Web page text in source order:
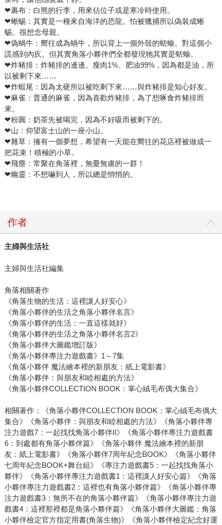
❤裹布：白熊的行李，用來佔位子或是寒冷時使用。
❤蜥蜴：其實是一種來自海洋的恐龍。怕被獵捕所以偽裝成蜥
蜴。很想念母親。
❤偽蝸牛：嚮往成為蝸牛，所以背上一個外殼的蛞蝓。對這個小
謊感到內疚。但其實角落小夥伴們全都發現牠其實是蛞蝓。
❤炸豬排：炸豬排的邊邊。瘦肉1%、肥油99%，因為都是油，所
以被剩下來……
❤炸蝦尾：因為太硬所以被吃剩下來……與炸豬排是知心好友。
❤麻雀：普通的麻雀，因為喜歡炸豬排，為了想啄食炸豬排而
來。
❤粉圓：奶茶先被喝完，因為不好吸而被剩下的。
❤山：仰望富士山的一座小山。
❤雜草：擁有一個夢想，希望有一天能在嚮往的花店裡被做成一
把花束！積極的小草。
❤飛塵：常聚在角落裡，無憂無慮的一群！
❤幽靈：不想嚇到人，所以總是悄悄的。
作者
主婦與生活社
主婦與生活社編集
角落相關著作
《角落生物的生活：這裡讓人好安心》
《角落小夥伴的生活之角落小夥伴名言》
《角落小夥伴的生活：一直這樣就好》
《角落小夥伴的生活之角落小夥伴名言2》
《角落小夥伴大圖鑑增訂版》
《角落小夥伴專注力遊戲書》1～7集
《角落小夥伴 魔法繪本裡的新朋友：紙上電影書》
《角落小夥伴：與朋友和睦相處的方法》
《角落小夥伴COLLECTION BOOK：掌心絨毛布偶大集合》
相關著作：《角落小夥伴COLLECTION BOOK：掌心絨毛布偶大
集合》《角落小夥伴：與朋友和睦相處的方法》《角落小夥伴專
注力遊戲7：一起找找角落小夥伴II》《角落小夥伴專注力遊戲書
6：到處都有角落小夥伴篇》《角落小夥伴 魔法繪本裡的新朋
友：紙上電影書》《角落小夥伴7周年紀念BOOK》《角落小夥伴
七周年紀念BOOK+舞台組》《專注力遊戲書5：一起找找角落小
夥伴》《角落小夥伴專注力遊戲書1：這裡讓人好安心篇》《角落
小夥伴專注力遊戲書2：這裡也有角落小夥伴篇》《角落小夥伴專
注力遊戲書3：無所不在的角落小夥伴篇》《角落小夥伴專注力遊
戲書4：這裡那裡都是角落小夥伴篇》《角落小夥伴大圖鑑：角落
小夥伴檢定官方指定用書(角落生物)》《角落小夥伴檢定紀念好運